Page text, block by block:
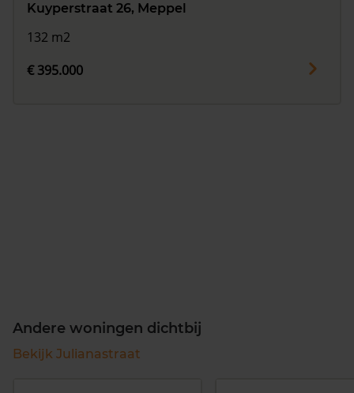
Kuyperstraat 26, Meppel
132 m2
€ 395.000
Andere woningen dichtbij
Bekijk Julianastraat